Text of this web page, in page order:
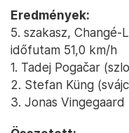
Eredmények:
5. szakasz, Changé-
időfutam 51,0 km/h
1. Tadej Pogačar
2. Stefan Küng
3. Jonas